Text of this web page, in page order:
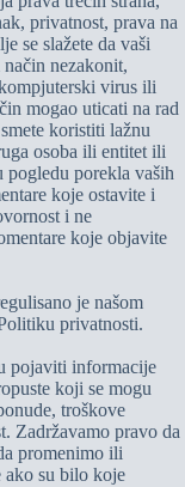
privatnost, prava na
se slažete da vaši
nezakonit,
virus ili
mogao uticati na rad
koristiti lažnu
osoba ili entitet ili
pogledu porekla vaših
koje ostavite i
i ne
koje objavite
je našom
privatnosti.
pojaviti informacije
koji se mogu
troškove
Zadržavamo pravo da
promenimo ili
ako su bilo koje